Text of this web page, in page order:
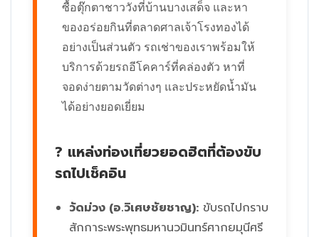
ซื้อตุ๊กตาชาววังที่บ้านบางเสด็จ และหา
ของอร่อยกินที่ตลาดศาลเจ้าโรงทองได้
อย่างเป็นส่วนตัว รถเช่าของเราพร้อมให้
บริการด้วยรถอีโคคาร์ที่คล่องตัว หาที่
จอดง่ายตามวัดต่างๆ และประหยัดน้ำมัน
ได้อย่างยอดเยี่ยม
? แหล่งท่องเที่ยวยอดฮิตที่ต้องขับ
รถไปเช็คอิน
วัดม่วง (อ.วิเศษชัยชาญ): ขับรถไปกราบ
สักการะพระพุทธมหานวมินทร์ศากยมุนีศรี